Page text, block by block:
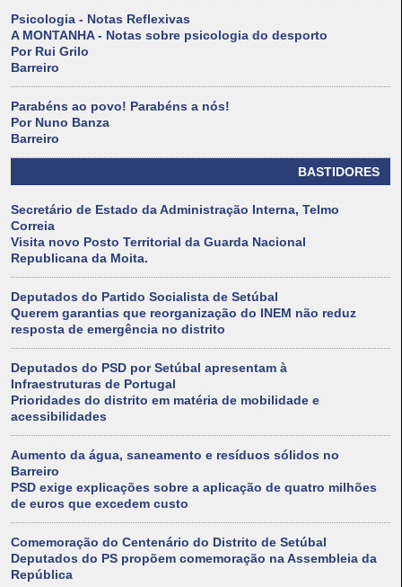
Psicologia - Notas Reflexivas
A MONTANHA - Notas sobre psicologia do desporto
Por Rui Grilo
Barreiro
Parabéns ao povo! Parabéns a nós!
Por Nuno Banza
Barreiro
BASTIDORES
Secretário de Estado da Administração Interna, Telmo
Correia
Visita novo Posto Territorial da Guarda Nacional
Republicana da Moita.
Deputados do Partido Socialista de Setúbal
Querem garantias que reorganização do INEM não reduz
resposta de emergência no distrito
Deputados do PSD por Setúbal apresentam à
Infraestruturas de Portugal
Prioridades do distrito em matéria de mobilidade e
acessibilidades
Aumento da água, saneamento e resíduos sólidos no
Barreiro
PSD exige explicações sobre a aplicação de quatro milhões
de euros que excedem custo
Comemoração do Centenário do Distrito de Setúbal
Deputados do PS propõem comemoração na Assembleia da
República